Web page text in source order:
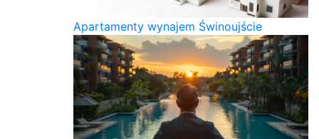
Apartamenty wynajem Świnoujście